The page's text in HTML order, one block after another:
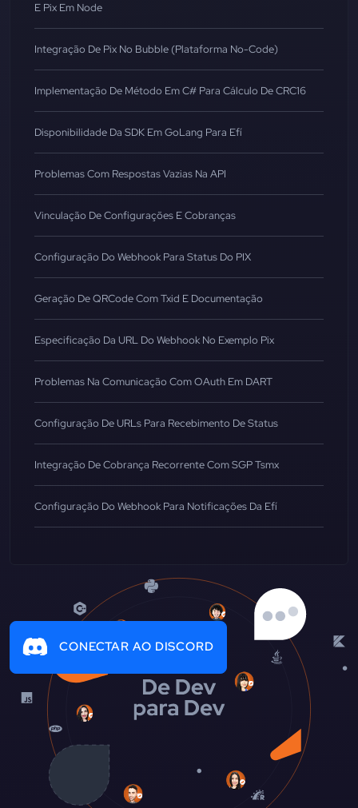
E Pix Em Node
Integração De Pix No Bubble (Plataforma No-Code)
Implementação De Método Em C# Para Cálculo De CRC16
Disponibilidade Da SDK Em GoLang Para Efí
Problemas Com Respostas Vazias Na API
Vinculação De Configurações E Cobranças
Configuração Do Webhook Para Status Do PIX
Geração De QRCode Com Txid E Documentação
Especificação Da URL Do Webhook No Exemplo Pix
Problemas Na Comunicação Com OAuth Em DART
Configuração De URLs Para Recebimento De Status
Integração De Cobrança Recorrente Com SGP Tsmx
Configuração Do Webhook Para Notificações Da Efí
CONECTAR AO DISCORD